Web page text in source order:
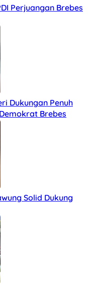
Perjuangan Brebes
Dukungan Penuh
Brebes
Solid Dukung